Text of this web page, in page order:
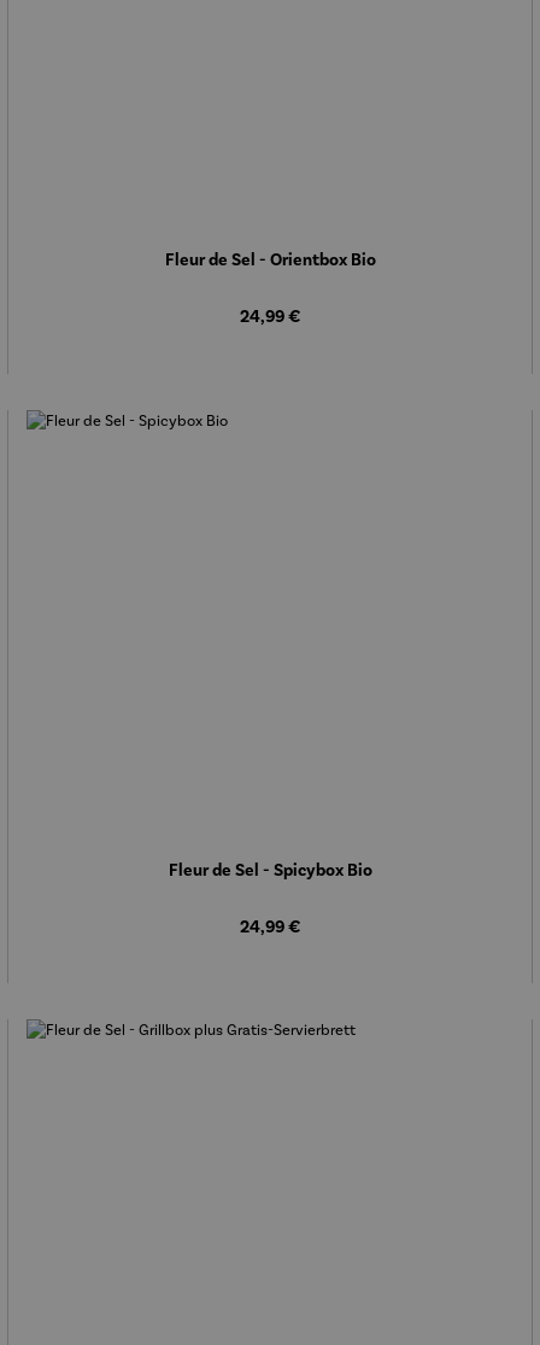
Fleur de Sel - Orientbox Bio
Regulärer Preis:
24,99 €
Fleur de Sel - Spicybox Bio
Regulärer Preis:
24,99 €